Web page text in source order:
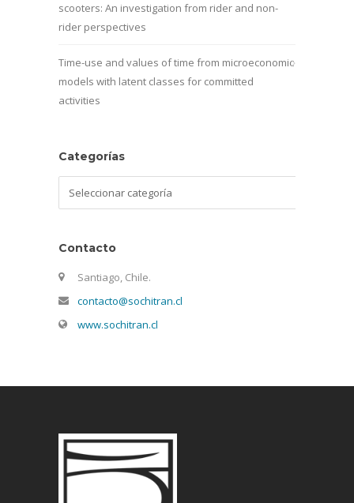
scooters: An investigation from rider and non-
rider perspectives
Time-use and values of time from microeconomic
models with latent classes for committed
activities
Categorías
Contacto
Santiago, Chile.
contacto@sochitran.cl
www.sochitran.cl